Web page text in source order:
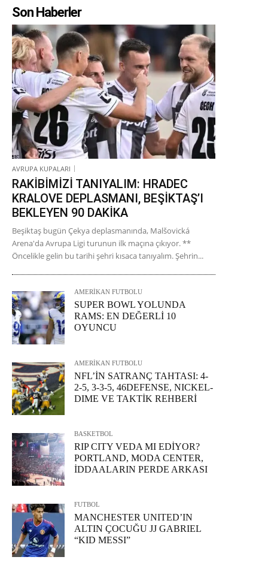
Son Haberler
AVRUPA KUPALARI
RAKİBİMİZİ TANIYALIM: HRADEC
KRALOVE DEPLASMANI, BEŞİKTAŞ’I
BEKLEYEN 90 DAKİKA
Beşiktaş bugün Çekya deplasmanında, Malšovická
Arena'da Avrupa Ligi turunun ilk maçına çıkıyor. **
Öncelikle gelin bu tarihi şehri kısaca tanıyalım. Şehrin...
AMERİKAN FUTBOLU
SUPER BOWL YOLUNDA
RAMS: EN DEĞERLİ 10
OYUNCU
AMERİKAN FUTBOLU
NFL’İN SATRANÇ TAHTASI: 4-
2-5, 3-3-5, 46DEFENSE, NICKEL-
DIME VE TAKTİK REHBERİ
BASKETBOL
RIP CITY VEDA MI EDİYOR?
PORTLAND, MODA CENTER,
İDDAALARIN PERDE ARKASI
FUTBOL
MANCHESTER UNITED’IN
ALTIN ÇOCUĞU JJ GABRIEL
“KID MESSI”